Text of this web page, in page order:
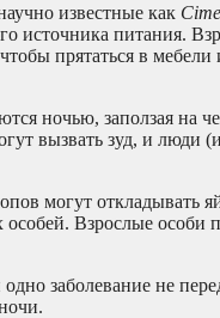
известные как
источника питания.
прятаться в
ночью, заползая на
вызвать зуд, и люди
могут откладывать
особей. Взрослые
заболевание не